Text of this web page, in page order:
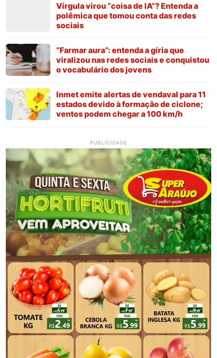
Vírgula virou “coisa de IA”? Entenda a
polêmica que tomou conta das redes
sociais
“Farmar aura”: entenda a gíria que
viralizou nas redes sociais e conquistou
o vocabulário dos jovens
Inmet emite alertas de vendaval para 11
estados devido à formação de ciclone;
ventos podem chegar a 100 km/h
PUBLICIDADE